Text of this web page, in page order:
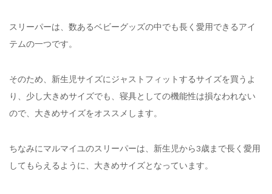
スリーパーは、数あるベビーグッズの中でも長く愛用できるアイ
テムの一つです。
そのため、新生児サイズにジャストフィットするサイズを買うよ
り、少し大きめサイズでも、寝具としての機能性は損なわれない
ので、大きめサイズをオススメします。
ちなみにマルマイユのスリーパーは、新生児から3歳まで長く愛用
してもらえるように、大きめサイズとなっています。